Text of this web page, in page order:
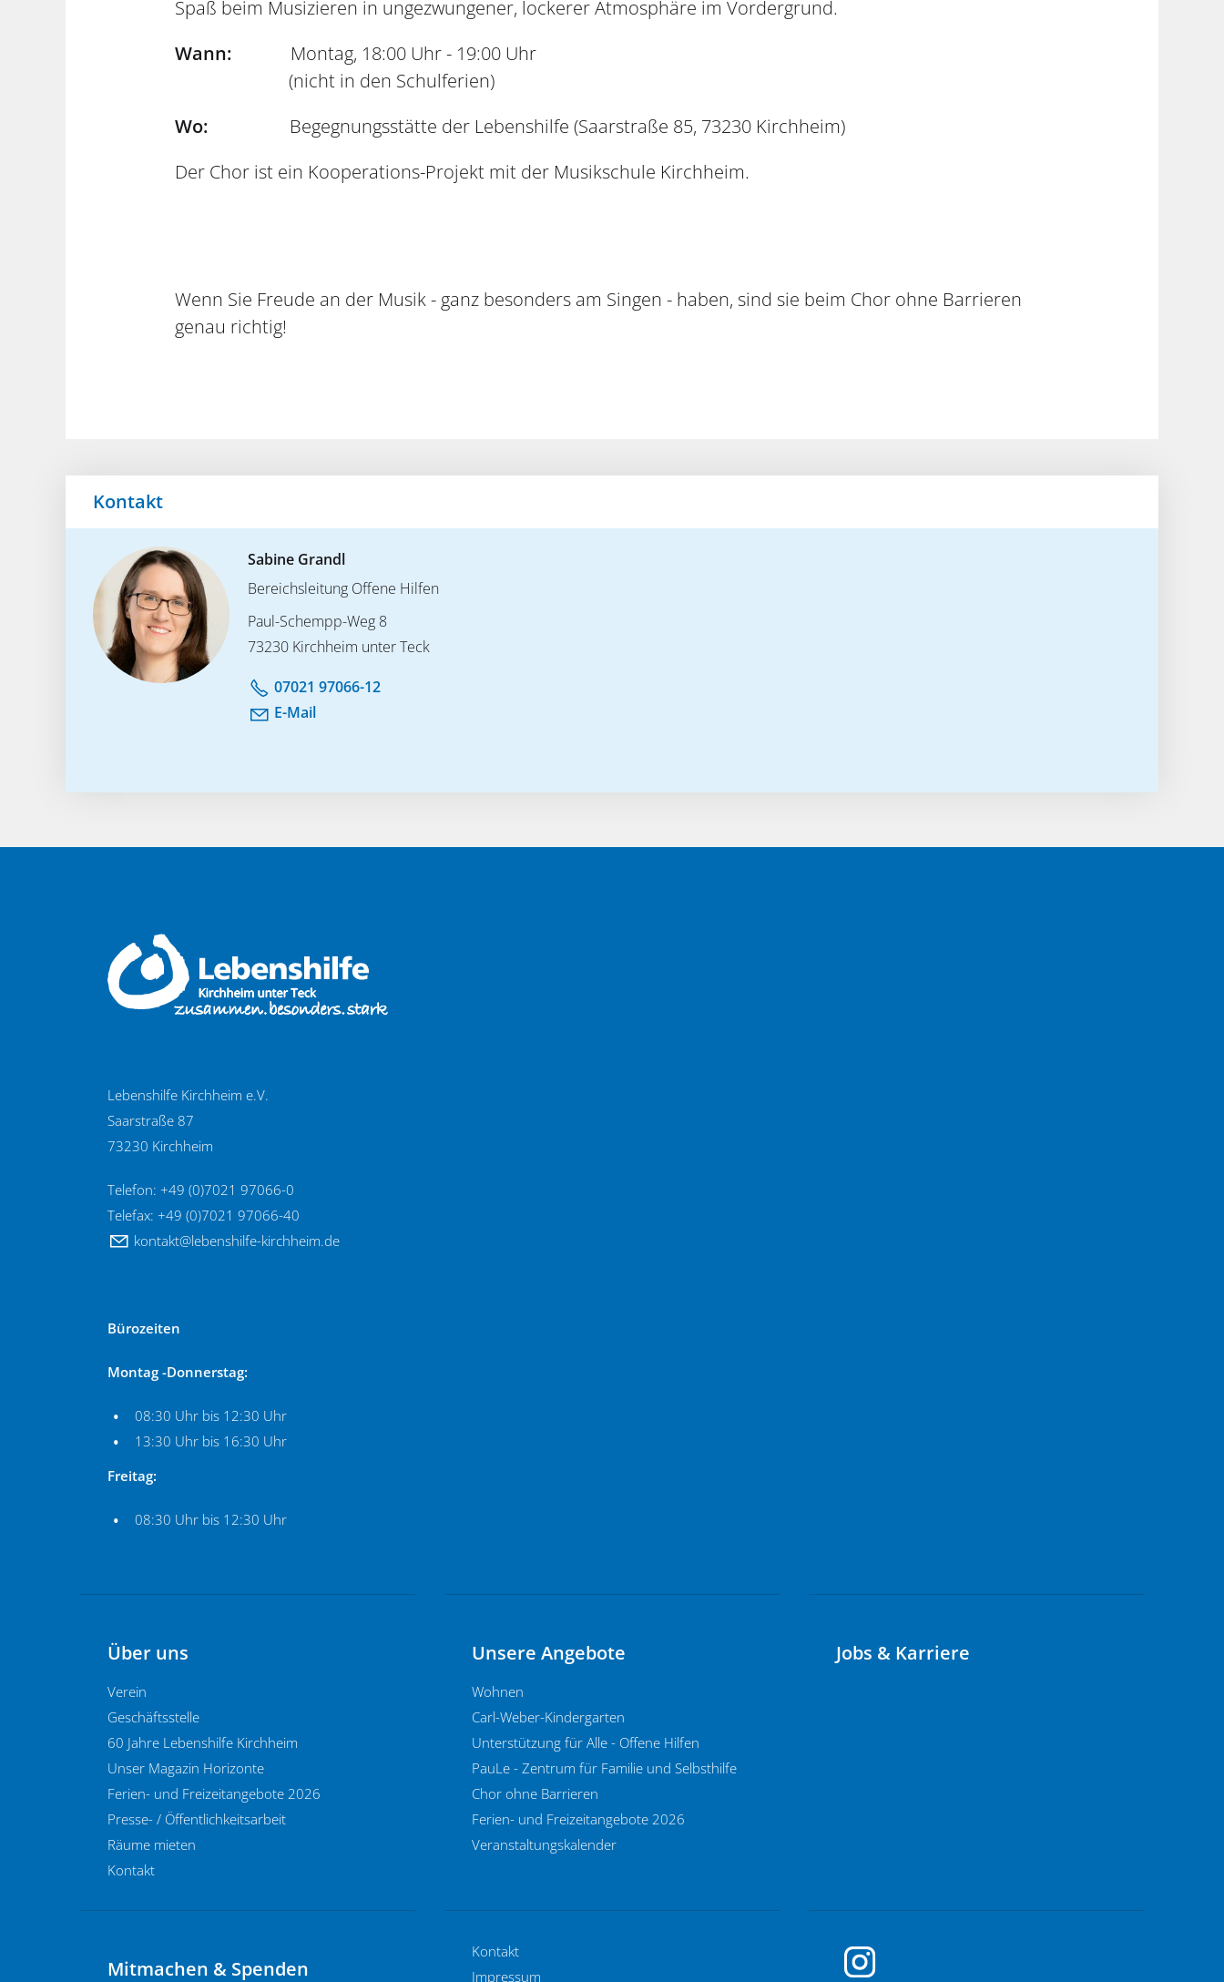
Spaß beim Musizieren in ungezwungener, lockerer Atmosphäre im Vordergrund.
Wann:
Montag, 18:00 Uhr - 19:00 Uhr
(nicht in den Schulferien)
Wo: Begegnungsstätte der Lebenshilfe (Saarstraße 85, 73230 Kirchheim)
Der Chor ist ein Kooperations-Projekt mit der Musikschule Kirchheim.
Wenn Sie Freude an der Musik - ganz besonders am Singen - haben, sind sie beim Chor ohne Barrieren
genau richtig!
Kontakt
Sabine Grandl
Bereichsleitung Offene Hilfen
Paul-Schempp-Weg 8
73230 Kirchheim unter Teck
07021 97066-12
E-Mail
Lebenshilfe Kirchheim e.V.
Saarstraße 87
73230 Kirchheim
Telefon: +49 (0)7021 97066-0
Telefax: +49 (0)7021 97066-40
k nt kt l b nsh lf -k rchh m d
Bürozeiten
Montag -Donnerstag:
08:30 Uhr bis 12:30 Uhr
13:30 Uhr bis 16:30 Uhr
Freitag:
08:30 Uhr bis 12:30 Uhr
Über uns
Verein
Geschäftsstelle
60 Jahre Lebenshilfe Kirchheim
Unser Magazin Horizonte
Ferien- und Freizeitangebote 2026
Presse- / Öffentlichkeitsarbeit
Räume mieten
Kontakt
Unsere Angebote
Wohnen
Carl-Weber-Kindergarten
Unterstützung für Alle - Offene Hilfen
PauLe - Zentrum für Familie und Selbsthilfe
Chor ohne Barrieren
Ferien- und Freizeitangebote 2026
Veranstaltungskalender
Jobs & Karriere
Mitmachen & Spenden
Kontakt
Impressum